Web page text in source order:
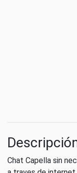
Chat Capella sin